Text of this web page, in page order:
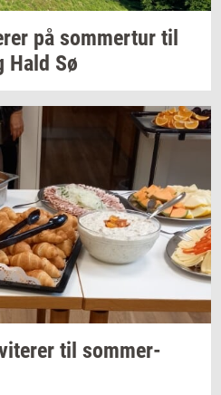
på som­mer­tur til
Hald Sø
til som­mer­